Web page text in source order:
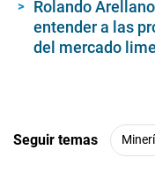
Rolando
entender a las
del mercado
Seguir temas